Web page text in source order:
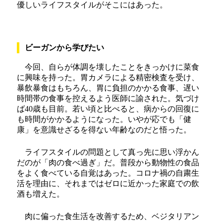
優しいライフスタイルがそこにはあった。
ビーガンから学びたい
今回、自らが体調を壊したことをきっかけに菜食
に興味を持った。胃カメラによる精密検査を受け、
暴飲暴食はもちろん、胃に負担のかかる食事、遅い
時間帯の食事を控えるよう医師に諭された。気づけ
ば40歳も目前。若い頃と比べると、病からの回復に
も時間がかかるようになった。いやが応でも「健
康」を意識せざるを得ない年齢なのだと悟った。
ライフスタイルの問題として真っ先に思い浮かん
だのが「肉の食べ過ぎ」だ。普段から動物性の食品
をよく食べている自覚はあった。コロナ禍の自粛生
活を理由に、それまではゼロに近かった家庭での飲
酒も増えた。
肉に偏った食生活を改善するため、ベジタリアン